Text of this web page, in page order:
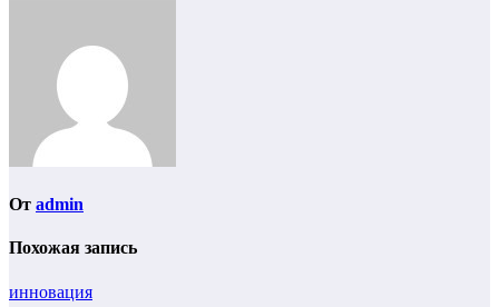
От admin
Похожая запись
инновация